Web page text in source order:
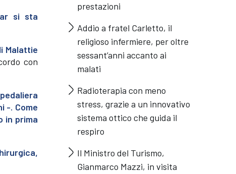
si sta
Malattie
con
-. Come
in prima
prestazioni
Addio a fratel Carletto, il
religioso infermiere, per oltre
sessant’anni accanto ai
malati
Radioterapia con meno
stress, grazie a un innovativo
sistema ottico che guida il
respiro
Il Ministro del Turismo,
Gianmarco Mazzi, in visita